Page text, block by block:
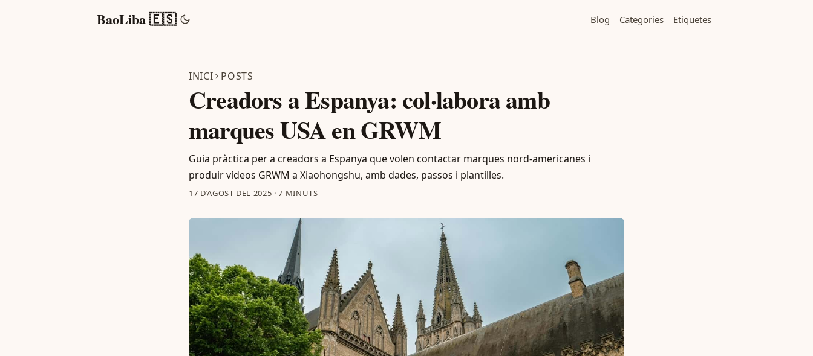
BaoLiba 🇪🇸 Blog Categories Etiquetes
INICI POSTS
Creadors a Espanya: col·labora amb
marques USA en GRWM
Guia pràctica per a creadors a Espanya que volen contactar marques nord-americanes i
produir vídeos GRWM a Xiaohongshu, amb dades, passos i plantilles.
17 D’AGOST DEL 2025 ·7 MINUTS